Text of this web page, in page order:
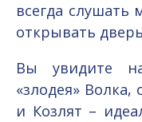
всегда слушать
открывать
Вы увидите
«злодея»
и Козлят –